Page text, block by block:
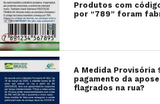
Produtos com
por “789” foram
A Medida Provisória
pagamento da
flagrados na rua?